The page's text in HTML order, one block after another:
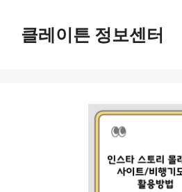
클레이튼 정보센터